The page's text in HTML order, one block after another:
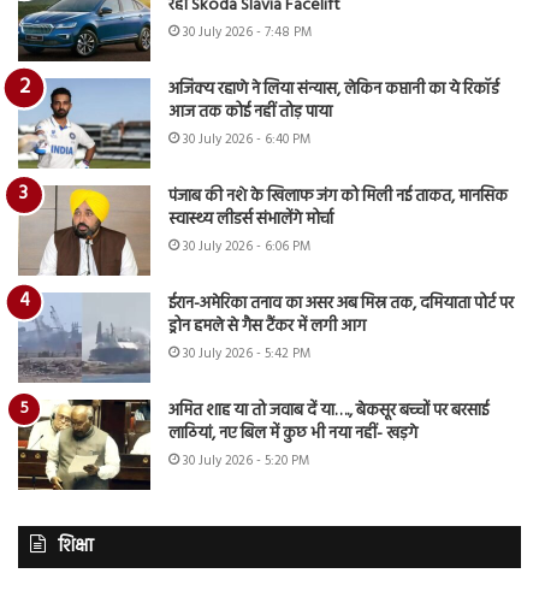
रही Skoda Slavia Facelift
30 July 2026 - 7:48 PM
अजिंक्य रहाणे ने लिया संन्यास, लेकिन कप्तानी का ये रिकॉर्ड
आज तक कोई नहीं तोड़ पाया
30 July 2026 - 6:40 PM
पंजाब की नशे के खिलाफ जंग को मिली नई ताकत, मानसिक
स्वास्थ्य लीडर्स संभालेंगे मोर्चा
30 July 2026 - 6:06 PM
ईरान-अमेरिका तनाव का असर अब मिस्र तक, दमियाता पोर्ट पर
ड्रोन हमले से गैस टैंकर में लगी आग
30 July 2026 - 5:42 PM
अमित शाह या तो जवाब दें या…., बेकसूर बच्चों पर बरसाई
लाठियां, नए बिल में कुछ भी नया नहीं- खड़गे
30 July 2026 - 5:20 PM
शिक्षा